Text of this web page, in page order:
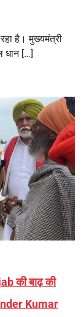
है। मुख्यमंत्री
धान […]
की बाढ़ की
Kumar